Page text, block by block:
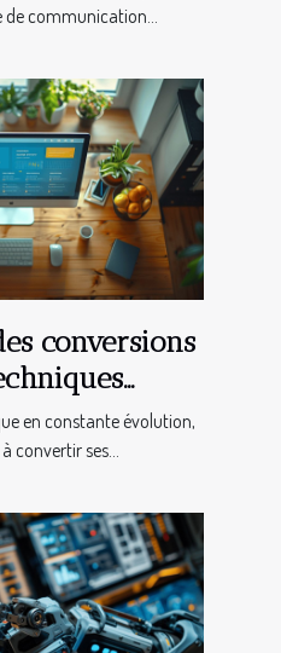
communication...
conversions
transformer
clients
en constante évolution,
convertir ses...